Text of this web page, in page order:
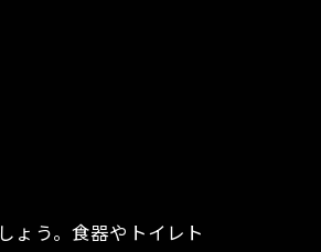
ょう。食器やトイレト